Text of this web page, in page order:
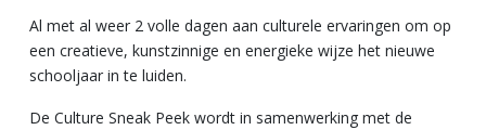
Al met al weer 2 volle dagen aan culturele ervaringen om op
een creatieve, kunstzinnige en energieke wijze het nieuwe
schooljaar in te luiden.
De Culture Sneak Peek wordt in samenwerking met de